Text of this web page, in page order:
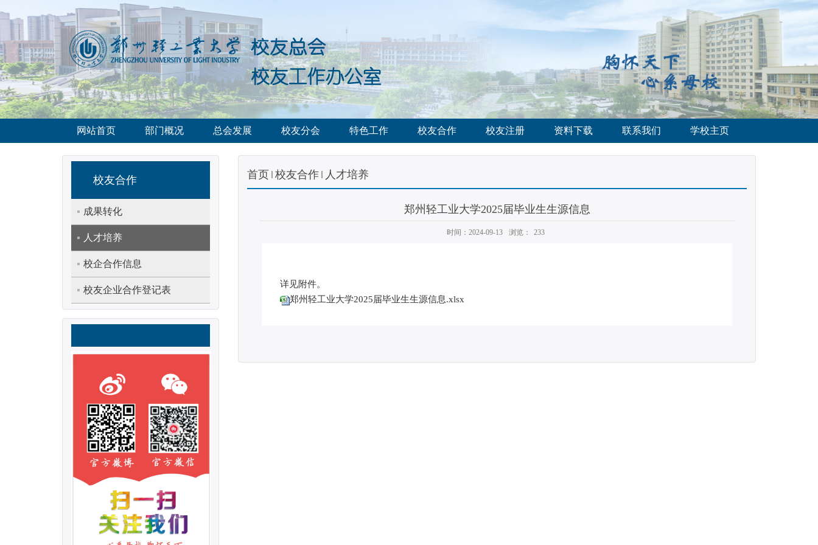
网站首页 部门概况 总会发展 校友分会 特色工作 校友合作 校友注册 资料下载 联系我们 学校主页
首页 校友合作 人才培养
郑州轻工业大学2025届毕业生生源信息
时间：2024-09-13 浏览： 233
详见附件。
郑州轻工业大学2025届毕业生生源信息.xlsx
校友合作
成果转化
人才培养
校企合作信息
校友企业合作登记表